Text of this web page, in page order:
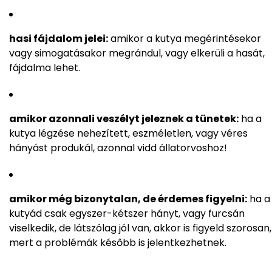
hasi fájdalom jelei:amikor a kutya megérintésekor
vagy simogatásakor megrándul, vagy elkerüli a hasát,
fájdalma lehet.
amikor azonnali veszélyt jeleznek a tünetek: ha a
kutya légzése nehezített, eszméletlen, vagy véres
hányást produkál, azonnal vidd állatorvoshoz!
amikor még bizonytalan, de érdemes figyelni: ha a
kutyád csak egyszer-kétszer hányt, vagy furcsán
viselkedik, de látszólag jól van, akkor is figyeld szorosan,
mert a problémák később is jelentkezhetnek.